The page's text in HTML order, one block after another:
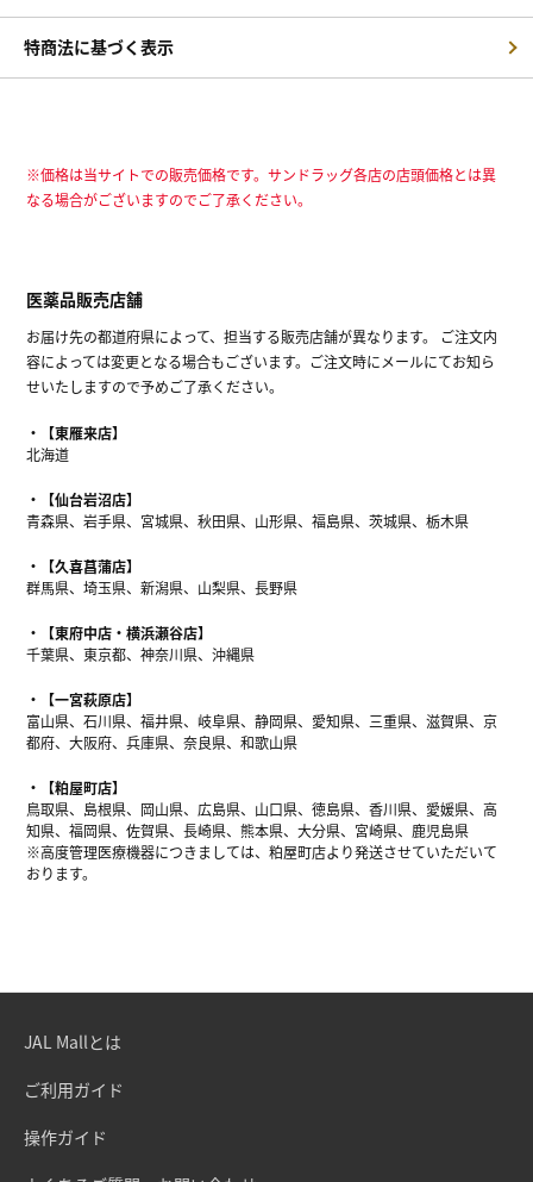
特商法に基づく表示
※価格は当サイトでの販売価格です。サンドラッグ各店の店頭価格とは異
なる場合がございますのでご了承ください。
医薬品販売店舗
お届け先の都道府県によって、担当する販売店舗が異なります。 ご注文内
容によっては変更となる場合もございます。ご注文時にメールにてお知ら
せいたしますので予めご了承ください。
【東雁来店】
北海道
【仙台岩沼店】
青森県、岩手県、宮城県、秋田県、山形県、福島県、茨城県、栃木県
【久喜菖蒲店】
群馬県、埼玉県、新潟県、山梨県、長野県
【東府中店・横浜瀬谷店】
千葉県、東京都、神奈川県、沖縄県
【一宮萩原店】
富山県、石川県、福井県、岐阜県、静岡県、愛知県、三重県、滋賀県、京
都府、大阪府、兵庫県、奈良県、和歌山県
【粕屋町店】
鳥取県、島根県、岡山県、広島県、山口県、徳島県、香川県、愛媛県、高
知県、福岡県、佐賀県、長崎県、熊本県、大分県、宮崎県、鹿児島県
※高度管理医療機器につきましては、粕屋町店より発送させていただいて
おります。
JAL Mallとは
ご利用ガイド
操作ガイド